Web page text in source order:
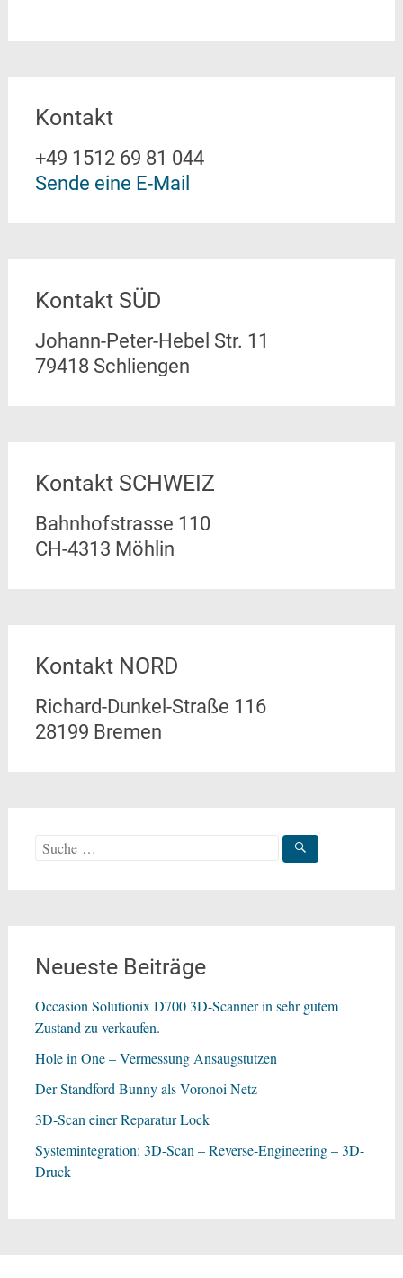
Kontakt
+49 1512 69 81 044
Sende eine E-Mail
Kontakt SÜD
Johann-Peter-Hebel Str. 11
79418 Schliengen
Kontakt SCHWEIZ
Bahnhofstrasse 110
CH-4313 Möhlin
Kontakt NORD
Richard-Dunkel-Straße 116
28199 Bremen
Suche
Neueste Beiträge
Occasion Solutionix D700 3D-Scanner in sehr gutem
Zustand zu verkaufen.
Hole in One – Vermessung Ansaugstutzen
Der Standford Bunny als Voronoi Netz
3D-Scan einer Reparatur Lock
Systemintegration: 3D-Scan – Reverse-Engineering – 3D-
Druck